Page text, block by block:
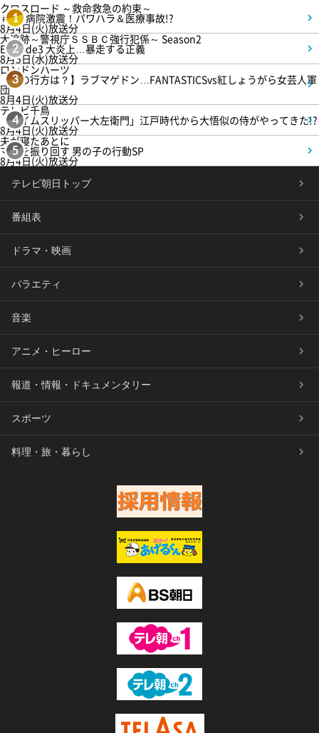
1
クロスロード ～救命救急の約束～
＃5 病院激震！パワハラ＆医療事故!?
8月4日(火)放送分
2
大追跡～警視庁ＳＳＢＣ強行犯係～ Season2
Episode3 大炎上…暴走する正義
8月5日(水)放送分
3
ロンドンハーツ
【恋の行方は？】ラブマゲドン…FANTASTICSvs紅しょうがら女芸人軍
団
8月4日(火)放送分
4
テレビ千鳥
「タイムスリッパー大左衛門」江戸時代から大悟似の侍がやってきた!?
8月4日(火)放送分
5
夫が寝たあとに
ママを振り回す 男の子の行動SP
8月4日(火)放送分
テレビ朝日トップ
番組表
ドラマ・映画
バラエティ
音楽
アニメ・ヒーロー
報道・情報・ドキュメンタリー
スポーツ
料理・旅・暮らし